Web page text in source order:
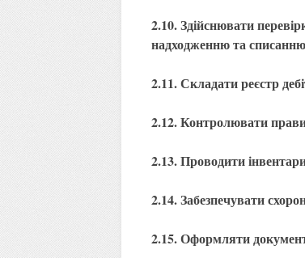
2.10. Здійснювати
надходженню та
2.11. Складати реєстр
2.12. Контролювати
2.13. Проводити
2.14. Забезпечувати
2.15. Оформляти